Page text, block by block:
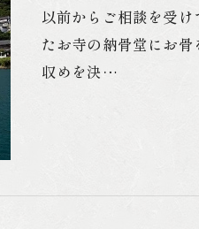
以前からご相談を受
たお寺の納骨堂にお
収めを決…